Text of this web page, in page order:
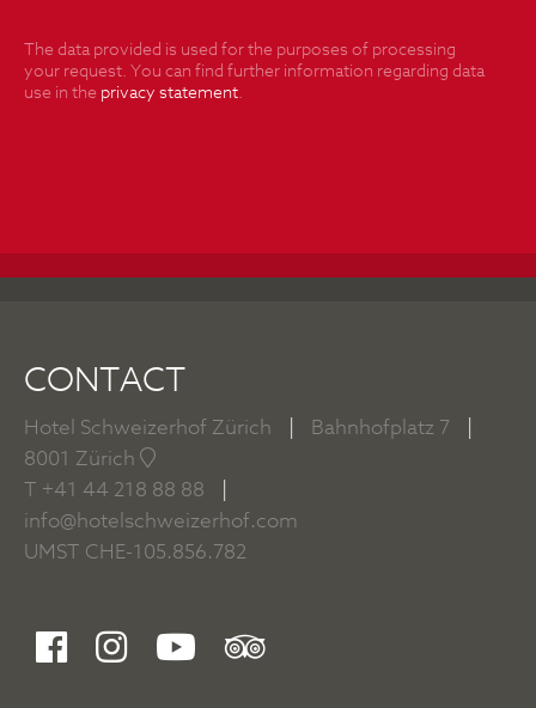
The data provided is used for the purposes of processing
your request. You can find further information regarding data
use in the privacy statement.
CONTACT
Hotel Schweizerhof Zürich Bahnhofplatz 7
8001 Zürich
+41 44 218 88 88
info@hotelschweizerhof.com
UMST CHE-105.856.782